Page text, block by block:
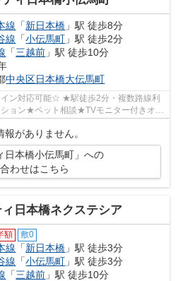
線 「新日本橋 」駅 徒歩8分
線 「小伝馬町 」駅 徒歩2分
「三越前 」駅 徒歩10分
中央区日本橋大伝馬町
ン対応可能☆ ★駅徒歩2分・複数路線利
ョン★ペット相談★TVモニター付きオー
報がありません。
日本橋小伝馬町」への
わせはこちら
ィ日本橋ネクステシア
額 敷0
線 「新日本橋 」駅 徒歩3分
線 「小伝馬町 」駅 徒歩3分
「三越前 」駅 徒歩10分